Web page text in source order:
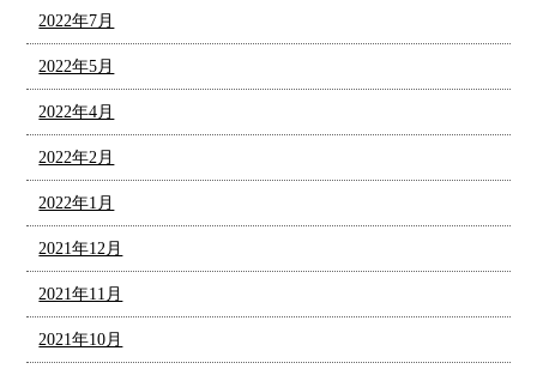
2022年7月
2022年5月
2022年4月
2022年2月
2022年1月
2021年12月
2021年11月
2021年10月